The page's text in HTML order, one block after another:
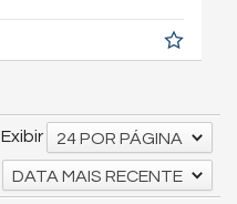
Exibir
24 POR PÁGINA
DATA MAIS RECENTE